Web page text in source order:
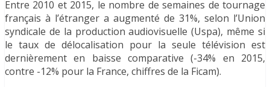
Entre 2010 et 2015, le nombre de semaines de tournage
français à l’étranger a augmenté de 31%, selon l’Union
syndicale de la production audiovisuelle (Uspa), même si
le taux de délocalisation pour la seule télévision est
dernièrement en baisse comparative (-34% en 2015,
contre -12% pour la France, chiffres de la Ficam).